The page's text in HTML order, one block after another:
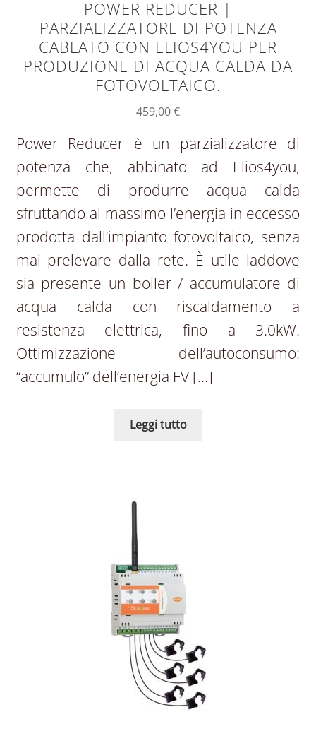
POWER REDUCER |
PARZIALIZZATORE DI POTENZA
CABLATO CON ELIOS4YOU PER
PRODUZIONE DI ACQUA CALDA DA
FOTOVOLTAICO.
459,00€
Power Reducer è un parzializzatore di
potenza che, abbinato ad Elios4you,
permette di produrre acqua calda
sfruttando al massimo l’energia in eccesso
prodotta dall’impianto fotovoltaico, senza
mai prelevare dalla rete. È utile laddove
sia presente un boiler / accumulatore di
acqua calda con riscaldamento a
resistenza elettrica, fino a 3.0kW.
Ottimizzazione dell’autoconsumo:
“accumulo” dell’energia FV […]
Leggi tutto